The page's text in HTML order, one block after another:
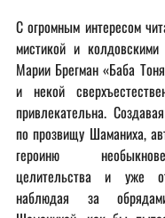
С огромным интересом
мистикой и
Марии Брегман «Баба
и некой
привлекательна.
по прозвищу Шаманиха,
героиню
целительства и уже
наблюдая за